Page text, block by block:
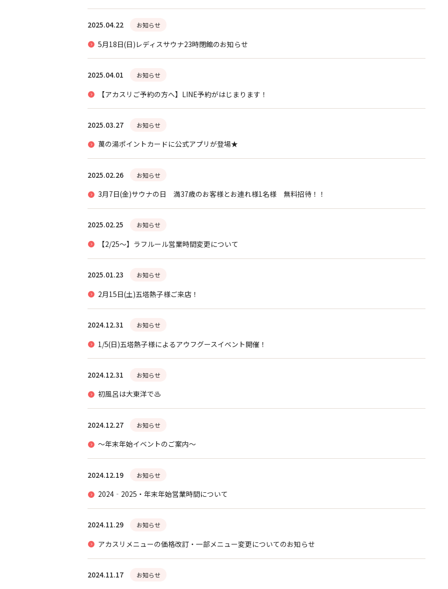
2025.04.22 お知らせ
5月18日(日)レディスサウナ23時閉館のお知らせ
2025.04.01 お知らせ
【アカスリご予約の方へ】LINE予約がはじまります！
2025.03.27 お知らせ
萬の湯ポイントカードに公式アプリが登場★
2025.02.26 お知らせ
3月7日(金)サウナの日 満37歳のお客様とお連れ様1名様 無料招待！！
2025.02.25 お知らせ
【2/25～】ラフルール営業時間変更について
2025.01.23 お知らせ
2月15日(土)五塔熱子様ご来店！
2024.12.31 お知らせ
1/5(日)五塔熱子様によるアウフグースイベント開催！
2024.12.31 お知らせ
初風呂は大東洋で♨
2024.12.27 お知らせ
～年末年始イベントのご案内～
2024.12.19 お知らせ
2024‐2025・年末年始営業時間について
2024.11.29 お知らせ
アカスリメニューの価格改訂・一部メニュー変更についてのお知らせ
2024.11.17 お知らせ